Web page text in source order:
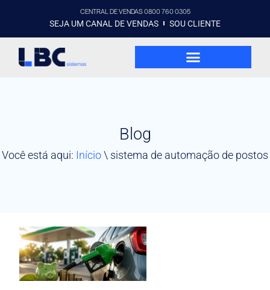
CENTRAL DE VENDAS 0800 760 0305
SEJA UM CANAL DE VENDAS SOU CLIENTE
Blog
Você está aqui: Início\ sistema de automação de postos